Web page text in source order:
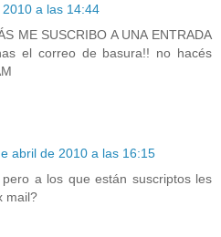
a las 14:44
ME SUSCRIBO A UNA ENTRADA
el correo de basura!! no hacés
abril de 2010 a las 16:15
a los que están suscriptos les
mail?